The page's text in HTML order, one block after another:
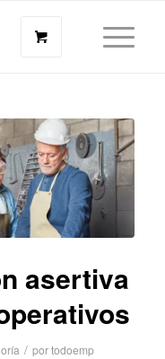
asertiva
/ portodoemp